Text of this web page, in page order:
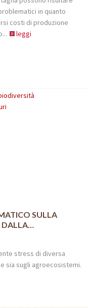
in quanto
costi di produzione
leggi
stress di diversa
sia sugli agroecosistemi.